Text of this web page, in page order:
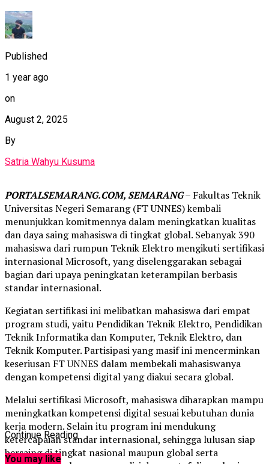
Published
1 year ago
on
August 2, 2025
By
Satria Wahyu Kusuma
PORTALSEMARANG.COM, SEMARANG– Fakultas Teknik
Universitas Negeri Semarang (FT UNNES) kembali
menunjukkan komitmennya dalam meningkatkan kualitas
dan daya saing mahasiswa di tingkat global. Sebanyak 390
mahasiswa dari rumpun Teknik Elektro mengikuti sertifikasi
internasional Microsoft, yang diselenggarakan sebagai
bagian dari upaya peningkatan keterampilan berbasis
standar internasional.
Kegiatan sertifikasi ini melibatkan mahasiswa dari empat
program studi, yaitu Pendidikan Teknik Elektro, Pendidikan
Teknik Informatika dan Komputer, Teknik Elektro, dan
Teknik Komputer. Partisipasi yang masif ini mencerminkan
keseriusan FT UNNES dalam membekali mahasiswanya
dengan kompetensi digital yang diakui secara global.
Melalui sertifikasi Microsoft, mahasiswa diharapkan mampu
meningkatkan kompetensi digital sesuai kebutuhan dunia
kerja modern. Selain itu program ini mendukung
ketercapaian standar internasional, sehingga lulusan siap
bersaing di tingkat nasional maupun global serta
Continue Reading
You may like